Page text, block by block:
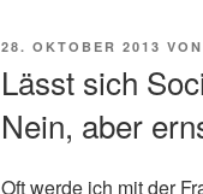
VERÖFFENTLICHT
28. OKTOBER 2013 VON
Lässt sich
Nein, aber
Oft werde ich mit der